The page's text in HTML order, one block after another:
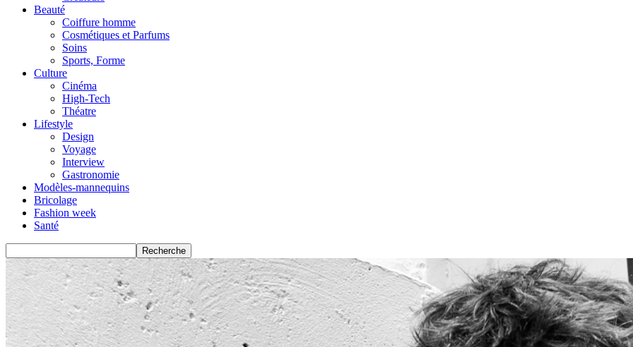
Beauté
Coiffure homme
Cosmétiques et Parfums
Soins
Sports, Forme
Culture
Cinéma
High-Tech
Théatre
Lifestyle
Design
Voyage
Interview
Gastronomie
Modèles-mannequins
Bricolage
Fashion week
Santé